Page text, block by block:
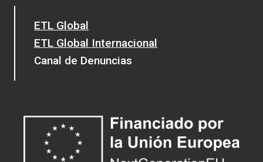
ETL Global
ETL Global Internacional
Canal de Denuncias